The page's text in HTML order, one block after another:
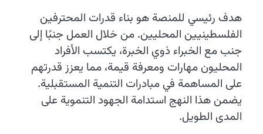
هدف رئيسي للمنصة هو بناء قدرات المحترفين
الفلسطينيين المحليين. من خلال العمل جنبًا إلى
جنب مع الخبراء ذوي الخبرة، يكتسب الأفراد
المحليون مهارات ومعرفة قيمة، مما يعزز قدرتهم
على المساهمة في مبادرات التنمية المستقبلية.
يضمن هذا النهج استدامة الجهود التنموية على
المدى الطويل.